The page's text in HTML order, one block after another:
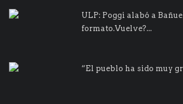
ULP: Poggi alabó a
formato.Vuelve?...
“El pueblo ha sido muy